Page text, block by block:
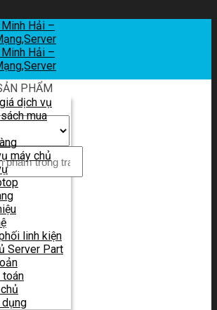
PHẨM
dịch vụ
mua
máy chủ
linh kiện
Server Part
toán
dụng